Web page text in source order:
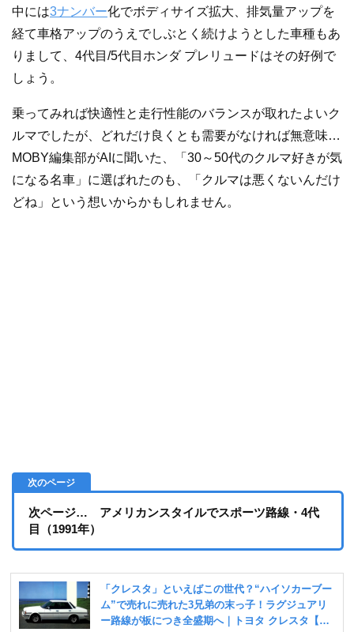
中には3ナンバー化でボディサイズ拡大、排気量アップを
経て車格アップのうえでしぶとく続けようとした車種もあ
りまして、4代目/5代目ホンダ プレリュードはその好例で
しょう。
乗ってみれば快適性と走行性能のバランスが取れたよいク
ルマでしたが、どれだけ良くとも需要がなければ無意味…
MOBY編集部がAIに聞いた、「30～50代のクルマ好きが気
になる名車」に選ばれたのも、「クルマは悪くないんだけ
どね」という想いからかもしれません。
次ページ… アメリカンスタイルでスポーツ路線・4代
目（1991年）